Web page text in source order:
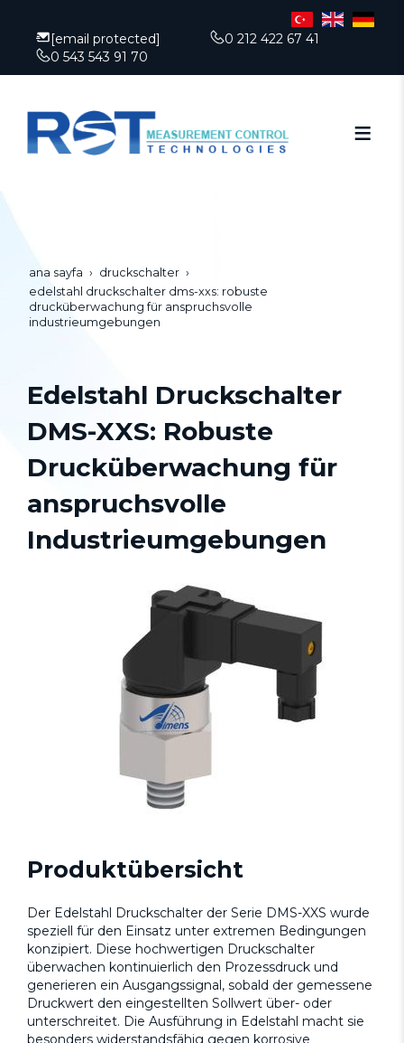
[email protected]
0 212 422 67 41
0 543 543 91 70
ana sayfa
druckschalter
edelstahl druckschalter dms-xxs: robuste
drucküberwachung für anspruchsvolle
industrieumgebungen
Edelstahl Druckschalter
DMS-XXS: Robuste
Drucküberwachung für
anspruchsvolle
Industrieumgebungen
Produktübersicht
Der Edelstahl Druckschalter der Serie DMS-XXS wurde
speziell für den Einsatz unter extremen Bedingungen
konzipiert. Diese hochwertigen Druckschalter
überwachen kontinuierlich den Prozessdruck und
generieren ein Ausgangssignal, sobald der gemessene
Druckwert den eingestellten Sollwert über- oder
unterschreitet. Die Ausführung in Edelstahl macht sie
besonders widerstandsfähig gegen korrosive